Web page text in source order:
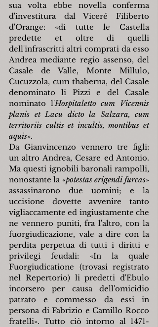
sua volta ebbe novella conferma
d'investitura dal Viceré Filiberto
d'Orange: «di tutte le Castella
predette et oltre di quelli
dell'infrascritti altri comprati da esso
Andrea mediante regio assenso, del
Casale de Valle, Monte Millulo,
Cucuzzola, cum thaberna, del Casale
denominato li Pizzi e del Casale
nominato l'Hospitaletto cum Vicennis
planis et Lacu dicto la Salzara, cum
territoriis cultis et incultis, montibus et
aquis».
Da Gianvincenzo vennero tre figli:
un altro Andrea, Cesare ed Antonio.
Ma questi ignobili baronali rampolli,
nonostante la «potestas erigendi furcas»
assassinarono due uomini; e la
uccisione dovette avvenire tanto
vigliaccamente ed ingiustamente che
ne vennero puniti, fra l'altro, con la
fuorgiudicazione, vale a dire con la
perdita perpetua di tutti i diritti e
privilegi feudali: «In la quale
Fuorgiudicatione (trovasi registrato
nel Repertorio) li predetti d'Ebulo
incorsero per causa dell'omicidio
patrato e commesso da essi in
persona di Fabrizio e Camillo Rocco
fratelli». Tutto ciò intorno al 1471-